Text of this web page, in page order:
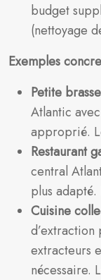
budget
(nettoyage
Exemples
Petite
Atlantic
approprié.
Restaurant
central
plus
Cuisine
d’extraction
extracteurs
nécessaire.